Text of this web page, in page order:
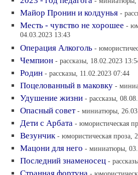
Майор Пронин и колдунья -
Месть - чувство не хорошее -
04.03.2023 13:43
Операция Алкоголь -
Чемпион - рассказы, 18.02.2023
Родин - рассказы, 11.02.2023 07:44
Поцелованный в маковку -
Удушение жизни - рассказы,
Опасный совет - миниатюры,
Дети с Арбата - юмористическая
Везунчик - юмористическая проза,
Мацони для него - миниатюры,
Последний знаменосец -